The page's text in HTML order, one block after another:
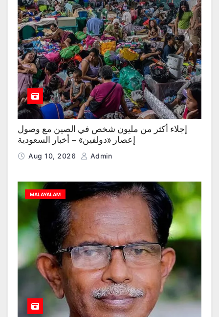
إجلاء أكثر من مليون شخص في الصين مع وصول
إعصار «دولفين» – أخبار السعودية
Aug 10, 2026 Admin
MALAYALAM